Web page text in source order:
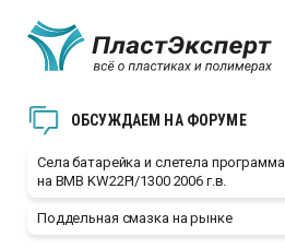
ОБСУЖДАЕМ НА ФОРУМЕ
Села батарейка и слетела программа
на BMB KW22PI/1300 2006 г.в.
Поддельная смазка на рынке